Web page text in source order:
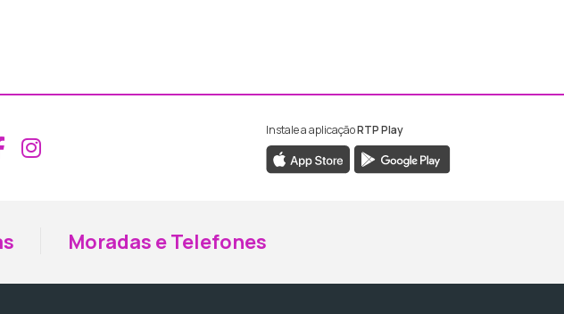
Aceder ao Facebook da RTP Madeira
Aceder ao Instagram da RTP Madeira
Instale a aplicaçãoRTP Play
Moradas e Telefones